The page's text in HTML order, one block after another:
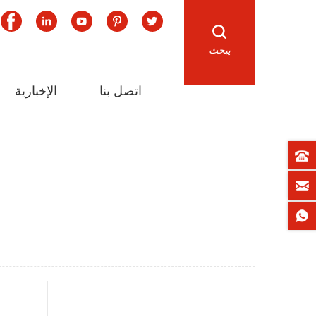
يبحث
الإخبارية اتصل بنا